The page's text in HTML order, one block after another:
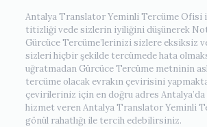
Antalya Translator Yeminli Tercüme Ofisi
titizliği vede sizlerin iyiliğini düşünerek
Gürcüce Tercüme’lerinizi sizlere eksiksiz
sizleri hiçbir şekilde tercümede hata
uğratmadan Gürcüce Tercüme metninin
tercüme olacak evrakın çevirisini
çevirileriniz için en doğru adres
hizmet veren Antalya Translator Yeminli
gönül rahatlığı ile tercih edebilirsiniz.